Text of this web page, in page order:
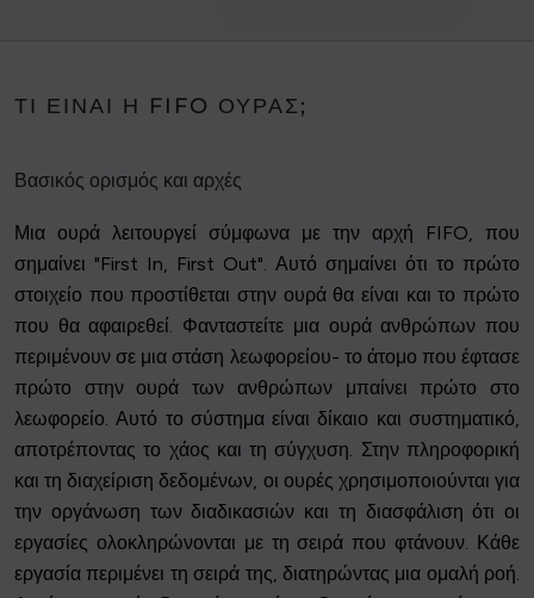
ΤΙ ΕΊΝΑΙ Η FIFO ΟΥΡΆΣ;
Βασικός ορισμός και αρχές
Μια ουρά λειτουργεί σύμφωνα με την αρχή FIFO, που
σημαίνει "First In, First Out". Αυτό σημαίνει ότι το πρώτο
στοιχείο που προστίθεται στην ουρά θα είναι και το πρώτο
που θα αφαιρεθεί. Φανταστείτε μια ουρά ανθρώπων που
περιμένουν σε μια στάση λεωφορείου- το άτομο που έφτασε
πρώτο στην ουρά των ανθρώπων μπαίνει πρώτο στο
λεωφορείο. Αυτό το σύστημα είναι δίκαιο και συστηματικό,
αποτρέποντας το χάος και τη σύγχυση. Στην πληροφορική
και τη διαχείριση δεδομένων, οι ουρές χρησιμοποιούνται για
την οργάνωση των διαδικασιών και τη διασφάλιση ότι οι
εργασίες ολοκληρώνονται με τη σειρά που φτάνουν. Κάθε
εργασία περιμένει τη σειρά της, διατηρώντας μια ομαλή ροή.